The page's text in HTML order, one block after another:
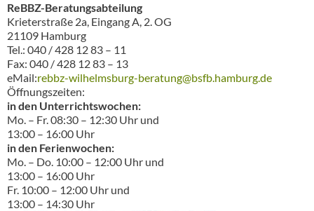
ReBBZ-Beratungsabteilung
Krieterstraße 2a, Eingang A, 2. OG
21109 Hamburg
Tel.: 040 / 428 12 83 – 11
Fax: 040 / 428 12 83 – 13
eMail:rebbz-wilhelmsburg-beratung@bsfb.hamburg.de
Öffnungszeiten:
in den Unterrichtswochen:
Mo. – Fr. 08:30 – 12:30 Uhr und
13:00 – 16:00 Uhr
in den Ferienwochen:
Mo. – Do. 10:00 – 12:00 Uhr und
13:00 – 16:00 Uhr
Fr. 10:00 – 12:00 Uhr und
13:00 – 14:30 Uhr